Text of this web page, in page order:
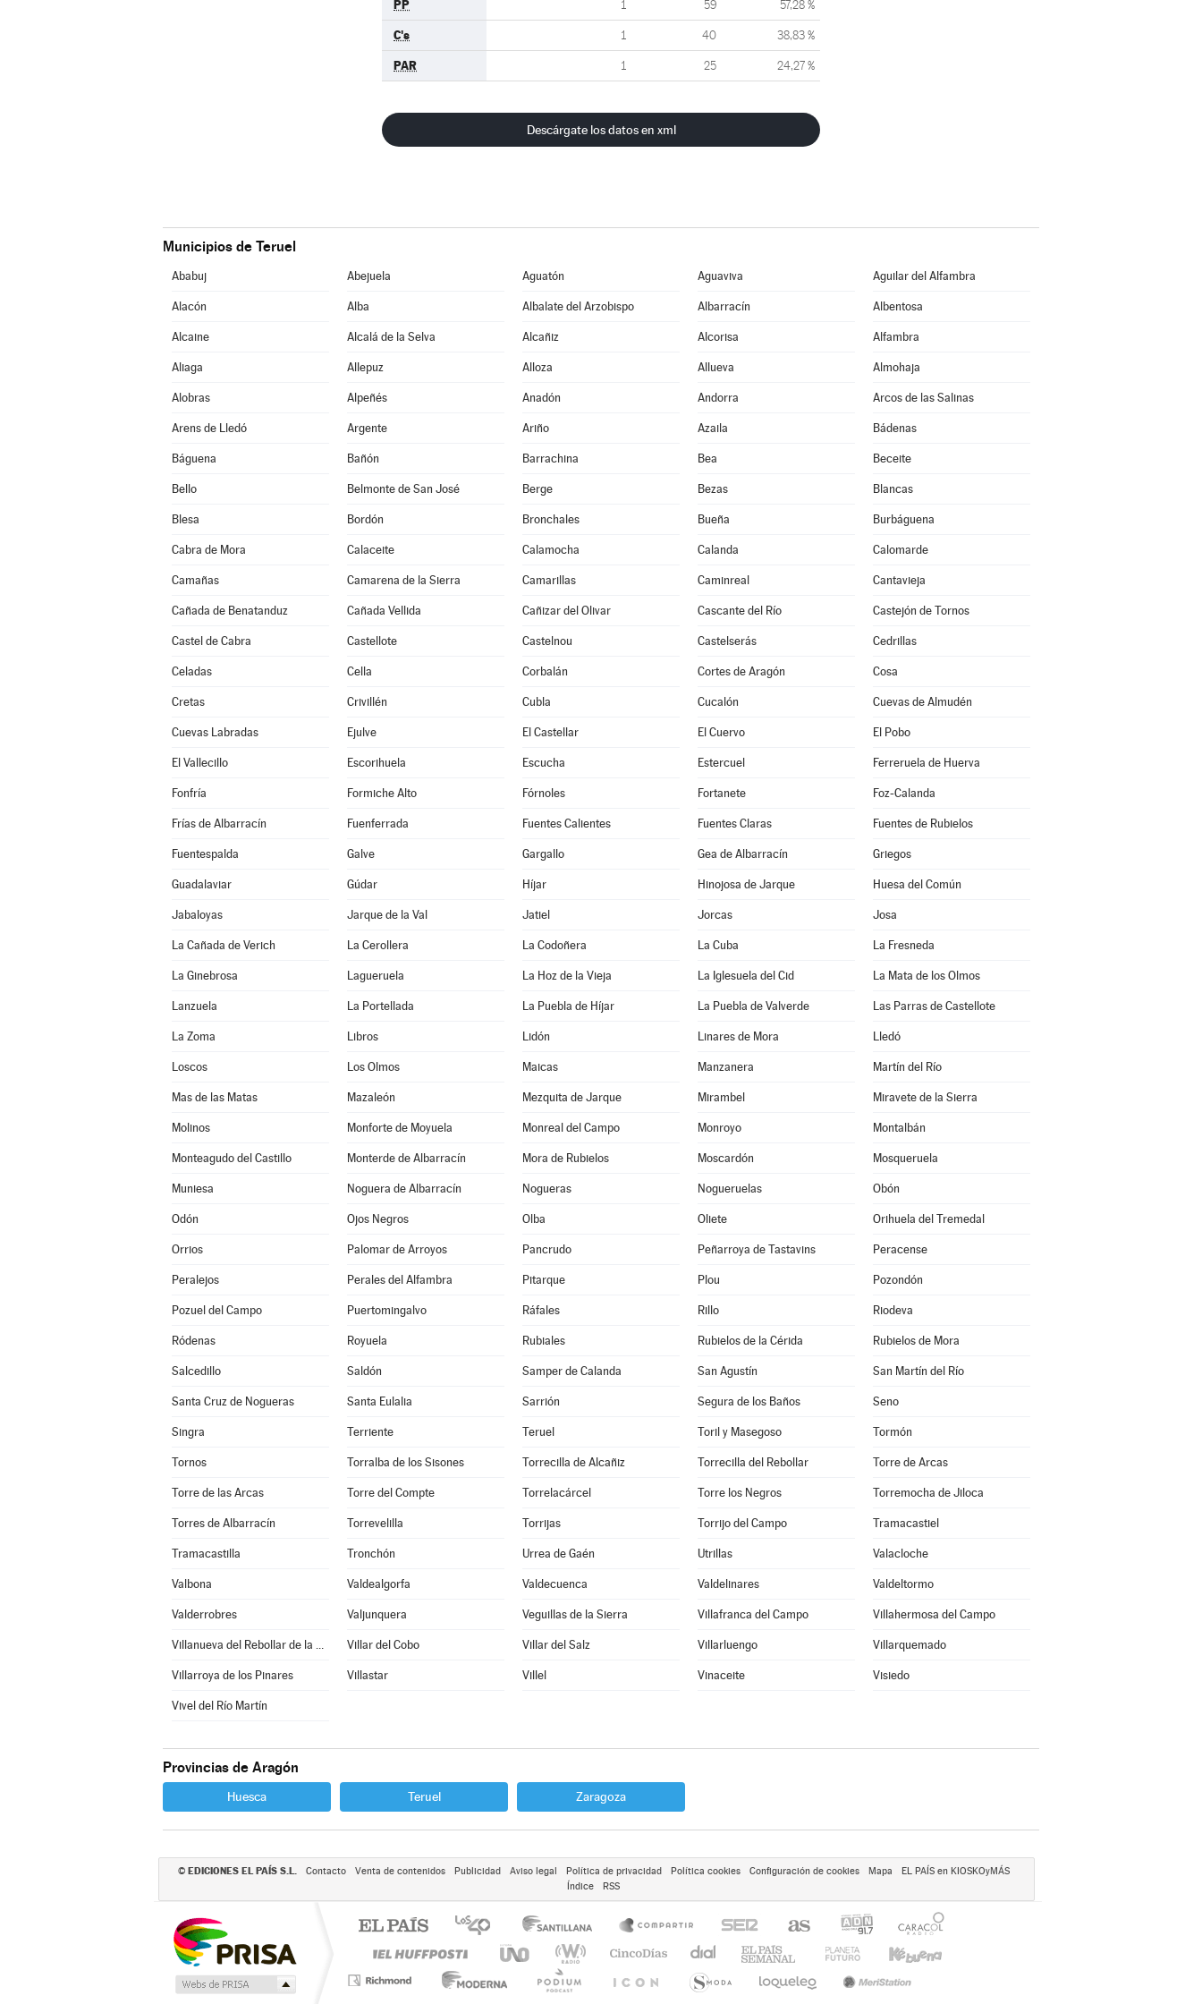
PP 1 59 57,28 %
C's 1 40 38,83 %
PAR 1 25 24,27 %
Descárgate los datos en xml
Municipios de Teruel
Ababuj Abejuela Aguatón Aguaviva Aguilar del Alfambra
Alacón Alba Albalate del Arzobispo Albarracín Albentosa
Alcaine Alcalá de la Selva Alcañiz Alcorisa Alfambra
Aliaga Allepuz Alloza Allueva Almohaja
Alobras Alpeñés Anadón Andorra Arcos de las Salinas
Arens de Lledó Argente Ariño Azaila Bádenas
Báguena Bañón Barrachina Bea Beceite
Bello Belmonte de San José Berge Bezas Blancas
Blesa Bordón Bronchales Bueña Burbáguena
Cabra de Mora Calaceite Calamocha Calanda Calomarde
Camañas Camarena de la Sierra Camarillas Caminreal Cantavieja
Cañada de Benatanduz Cañada Vellida Cañizar del Olivar Cascante del Río Castejón de Tornos
Castel de Cabra Castellote Castelnou Castelserás Cedrillas
Celadas Cella Corbalán Cortes de Aragón Cosa
Cretas Crivillén Cubla Cucalón Cuevas de Almudén
Cuevas Labradas Ejulve El Castellar El Cuervo El Pobo
El Vallecillo Escorihuela Escucha Estercuel Ferreruela de Huerva
Fonfría Formiche Alto Fórnoles Fortanete Foz-Calanda
Frías de Albarracín Fuenferrada Fuentes Calientes Fuentes Claras Fuentes de Rubielos
Fuentespalda Galve Gargallo Gea de Albarracín Griegos
Guadalaviar Gúdar Híjar Hinojosa de Jarque Huesa del Común
Jabaloyas Jarque de la Val Jatiel Jorcas Josa
La Cañada de Verich La Cerollera La Codoñera La Cuba La Fresneda
La Ginebrosa Lagueruela La Hoz de la Vieja La Iglesuela del Cid La Mata de los Olmos
Lanzuela La Portellada La Puebla de Híjar La Puebla de Valverde Las Parras de Castellote
La Zoma Libros Lidón Linares de Mora Lledó
Loscos Los Olmos Maicas Manzanera Martín del Río
Mas de las Matas Mazaleón Mezquita de Jarque Mirambel Miravete de la Sierra
Molinos Monforte de Moyuela Monreal del Campo Monroyo Montalbán
Monteagudo del Castillo Monterde de Albarracín Mora de Rubielos Moscardón Mosqueruela
Muniesa Noguera de Albarracín Nogueras Nogueruelas Obón
Odón Ojos Negros Olba Oliete Orihuela del Tremedal
Orrios Palomar de Arroyos Pancrudo Peñarroya de Tastavins Peracense
Peralejos Perales del Alfambra Pitarque Plou Pozondón
Pozuel del Campo Puertomingalvo Ráfales Rillo Riodeva
Ródenas Royuela Rubiales Rubielos de la Cérida Rubielos de Mora
Salcedillo Saldón Samper de Calanda San Agustín San Martín del Río
Santa Cruz de Nogueras Santa Eulalia Sarrión Segura de los Baños Seno
Singra Terriente Teruel Toril y Masegoso Tormón
Tornos Torralba de los Sisones Torrecilla de Alcañiz Torrecilla del Rebollar Torre de Arcas
Torre de las Arcas Torre del Compte Torrelacárcel Torre los Negros Torremocha de Jiloca
Torres de Albarracín Torrevelilla Torrijas Torrijo del Campo Tramacastiel
Tramacastilla Tronchón Urrea de Gaén Utrillas Valacloche
Valbona Valdealgorfa Valdecuenca Valdelinares Valdeltormo
Valderrobres Valjunquera Veguillas de la Sierra Villafranca del Campo Villahermosa del Campo
Villanueva del Rebollar de la Sierra Villar del Cobo Villar del Salz Villarluengo Villarquemado
Villarroya de los Pinares Villastar Villel Vinaceite Visiedo
Vivel del Río Martín
Provincias de Aragón
Huesca Teruel Zaragoza
© EDICIONES EL PAÍS S.L. Contacto Venta de contenidos Publicidad Aviso legal Política de privacidad Política cookies Configuración de cookies Mapa
EL PAÍS en KIOSKOyMÁS
Índice
RSS